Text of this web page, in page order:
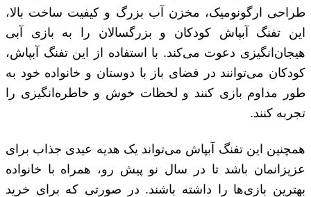
طراحی ارگونومیک، مخزن آب بزرگ و کیفیت ساخت بالا،
این تفنگ آبپاش کودکان و بزرگسالان را به بازی آبی
هیجان‌انگیزی دعوت می‌کند. با استفاده از این تفنگ آبپاش،
کودکان می‌توانند در فضای باز با دوستان و خانواده خود به
طور مداوم بازی کنند و لحظات خوش‌ و خاطره‌انگیزی را
تجربه کنند.
همچنین این تفنگ آبپاش می‌تواند یک هدیه عیدی جذاب برای
عزیزانمان باشد تا در سال نو پیش رو، همراه با خانواده
بهترین بازی‌ها را داشته باشند. در صورتی که برای خرید